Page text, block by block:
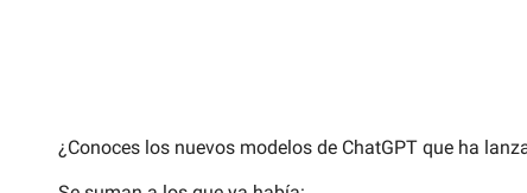
¿Conoces los nuevos modelos de ChatGPT que ha